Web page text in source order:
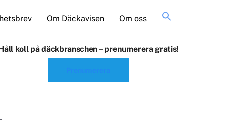
Om Däckavisen Om oss
koll på däckbranschen – prenumerera gratis!